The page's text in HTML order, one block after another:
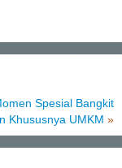
Spesial Bangkit
Khususnya UMKM »